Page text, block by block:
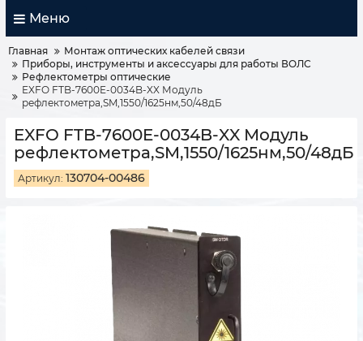
Меню
Главная
Монтаж оптических кабелей связи
Приборы, инструменты и аксессуары для работы ВОЛС
Рефлектометры оптические
EXFO FTB-7600E-0034B-XX Модуль
рефлектометра,SM,1550/1625нм,50/48дБ
EXFO FTB-7600E-0034B-XX Модуль
рефлектометра,SM,1550/1625нм,50/48дБ
Артикул: 130704-00486